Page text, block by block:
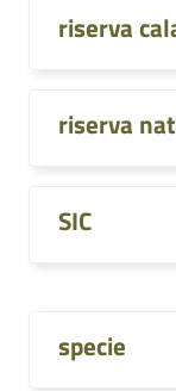
riserva
riserva
SIC
specie